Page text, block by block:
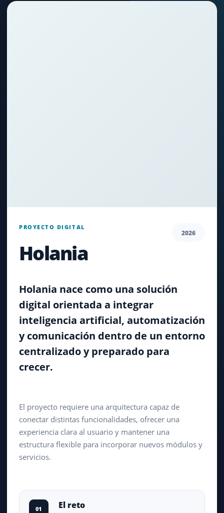
PROYECTO DIGITAL
Holania
2026
Holania nace como una solución
digital orientada a integrar
inteligencia artificial, automatización
y comunicación dentro de un entorno
centralizado y preparado para
crecer.
El proyecto requiere una arquitectura capaz de
conectar distintas funcionalidades, ofrecer una
experiencia clara al usuario y mantener una
estructura flexible para incorporar nuevos módulos y
servicios.
01 El reto